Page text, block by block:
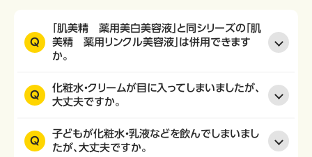
Q
「肌美精 薬用美白美容液」と同シリーズの「肌
美精 薬用リンクル美容液」は併用できます
か。
Q
化粧水・クリームが目に入ってしまいましたが、
大丈夫ですか。
Q
子どもが化粧水・乳液などを飲んでしまいまし
たが、大丈夫ですか。